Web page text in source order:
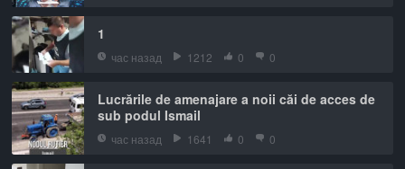
1
час назад 1212 0 0
Lucrările de amenajare a noii căi de acces de
sub podul Ismail
час назад 1641 0 0